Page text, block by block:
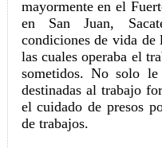
mayormente en el
en San Juan,
condiciones de vida
las cuales operaba el
sometidos. No solo
destinadas al trabajo
el cuidado de presos
de trabajos.